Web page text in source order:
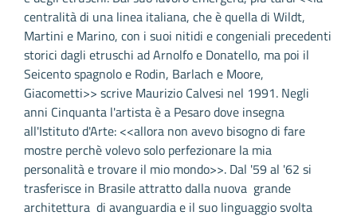
centralità di una linea italiana, che è quella di Wildt,
Martini e Marino, con i suoi nitidi e congeniali precedenti
storici dagli etruschi ad Arnolfo e Donatello, ma poi il
Seicento spagnolo e Rodin, Barlach e Moore,
Giacometti>> scrive Maurizio Calvesi nel 1991. Negli
anni Cinquanta l'artista è a Pesaro dove insegna
all'Istituto d'Arte: <<allora non avevo bisogno di fare
mostre perchè volevo solo perfezionare la mia
personalità e trovare il mio mondo>>. Dal '59 al '62 si
trasferisce in Brasile attratto dalla nuova grande
architettura di avanguardia e il suo linguaggio svolta